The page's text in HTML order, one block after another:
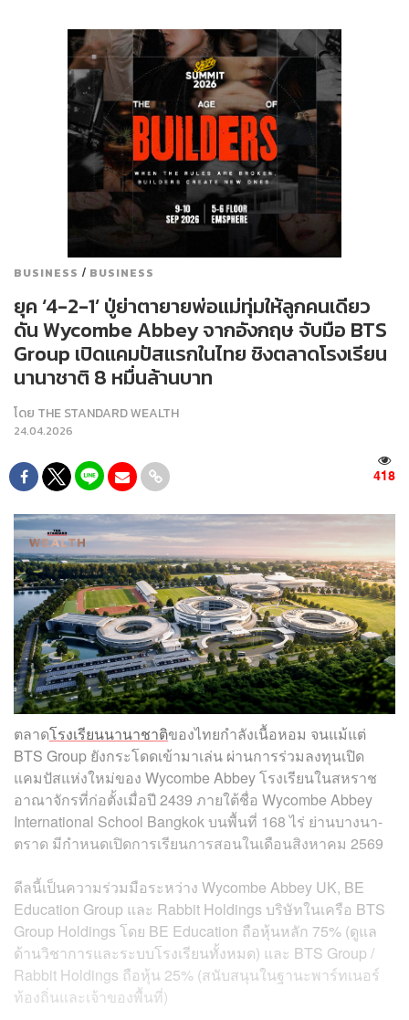
BUSINESS / BUSINESS
ยุค ‘4-2-1’ ปู่ย่าตายายพ่อแม่ทุ่มให้ลูกคนเดียว
ดัน Wycombe Abbey จากอังกฤษ จับมือ BTS
Group เปิดแคมปัสแรกในไทย ชิงตลาดโรงเรียน
นานาชาติ 8 หมื่นล้านบาท
โดย THE STANDARD WEALTH
24.04.2026
418
ตลาดโรงเรียนนานาชาติของไทยกำลังเนื้อหอม จนแม้แต่
BTS Group ยังกระโดดเข้ามาเล่น ผ่านการร่วมลงทุนเปิด
แคมปัสแห่งใหม่ของ Wycombe Abbey โรงเรียนในสหราช
อาณาจักรที่ก่อตั้งเมื่อปี 2439 ภายใต้ชื่อ Wycombe Abbey
International School Bangkok บนพื้นที่ 168 ไร่ ย่านบางนา-
ตราด มีกำหนดเปิดการเรียนการสอนในเดือนสิงหาคม 2569
ดีลนี้เป็นความร่วมมือระหว่าง Wycombe Abbey UK, BE
Education Group และ Rabbit Holdings บริษัทในเครือ BTS
Group Holdings โดย BE Education ถือหุ้นหลัก 75% (ดูแล
ด้านวิชาการและระบบโรงเรียนทั้งหมด) และ BTS Group /
Rabbit Holdings ถือหุ้น 25% (สนับสนุนในฐานะพาร์ทเนอร์
ท้องถิ่นและเจ้าของพื้นที่)